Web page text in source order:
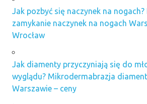
Jak pozbyć się naczynek na nogach?
zamykanie naczynek na nogach
Wrocław
Jak diamenty przyczyniają się do
wyglądu? Mikrodermabrazja
Warszawie – ceny